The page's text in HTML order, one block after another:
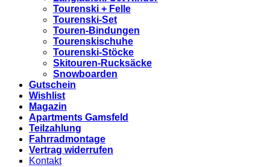
Tourenski + Felle
Tourenski-Set
Touren-Bindungen
Tourenskischuhe
Tourenski-Stöcke
Skitouren-Rucksäcke
Snowboarden
Gutschein
Wishlist
Magazin
Apartments Gamsfeld
Teilzahlung
Fahrradmontage
Vertrag widerrufen
Kontakt